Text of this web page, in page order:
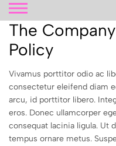
The
Policy
Vivamus porttitor odio ac
consectetur eleifend diam
arcu, id porttitor libero.
eros. Donec ullamcorper
consequat lacinia ligula. Ut
tempus ornare metus.